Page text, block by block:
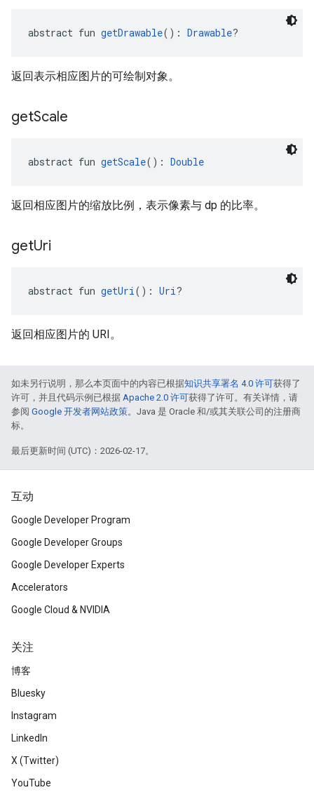
abstract fun getDrawable(): Drawable?
返回表示相应图片的可绘制对象。
getScale
abstract fun getScale(): Double
返回相应图片的缩放比例，表示像素与 dp 的比率。
getUri
abstract fun getUri(): Uri?
返回相应图片的 URI。
如未另行说明，那么本页面中的内容已根据知识共享署名 4.0 许可获得了
许可，并且代码示例已根据 Apache 2.0 许可获得了许可。有关详情，请
参阅 Google 开发者网站政策。Java 是 Oracle 和/或其关联公司的注册商
标。
最后更新时间 (UTC)：2026-02-17。
互动
Google Developer Program
Google Developer Groups
Google Developer Experts
Accelerators
Google Cloud & NVIDIA
关注
博客
Bluesky
Instagram
LinkedIn
X (Twitter)
YouTube